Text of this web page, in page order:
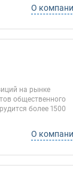
О
на рынке
общественного
более 1500
О